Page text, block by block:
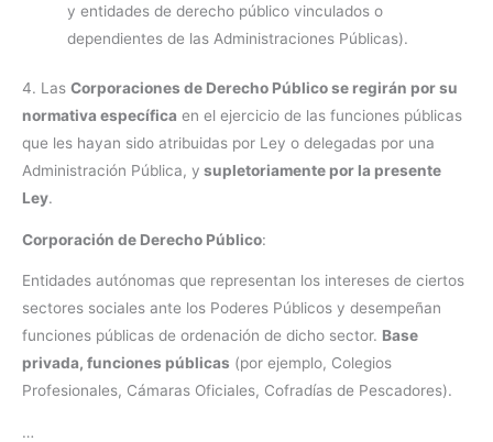
y entidades de derecho público vinculados o
dependientes de las Administraciones Públicas).
4. Las Corporaciones de Derecho Público se regirán por su
normativa específica en el ejercicio de las funciones públicas
que les hayan sido atribuidas por Ley o delegadas por una
Administración Pública, y supletoriamente por la presente
Ley.
Corporación de Derecho Público:
Entidades autónomas que representan los intereses de ciertos
sectores sociales ante los Poderes Públicos y desempeñan
funciones públicas de ordenación de dicho sector. Base
privada, funciones públicas (por ejemplo, Colegios
Profesionales, Cámaras Oficiales, Cofradías de Pescadores).
…